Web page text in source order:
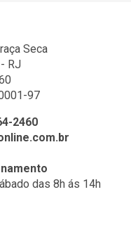
Seca
RJ
97
2460
das 8h ás 14h